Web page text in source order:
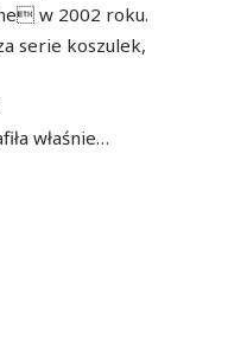
w 2002 roku.
serie koszulek,
właśnie…